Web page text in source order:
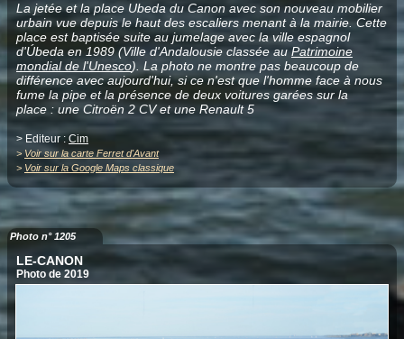
La jetée et la place Ubeda du Canon avec son nouveau mobilier
urbain vue depuis le haut des escaliers menant à la mairie. Cette
place est baptisée suite au jumelage avec la ville espagnol
d'Úbeda en 1989 (Ville d'Andalousie classée auPatrimoine
mondial de l'Unesco). La photo ne montre pas beaucoup de
différence avec aujourd'hui, si ce n'est que l'homme face à nous
fume la pipe et la présence de deux voitures garées sur la
place : une Citroën 2 CV et une Renault 5
> Editeur : Cim
> Voir sur la carte Ferret d'Avant
> Voir sur la Google Maps classique
Photo n° 1205
LE-CANON
Photo de 2019